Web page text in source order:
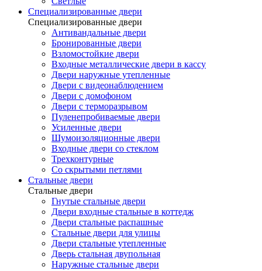
Специализированные двери
Специализированные двери
Антивандальные двери
Бронированные двери
Взломостойкие двери
Входные металлические двери в кассу
Двери наружные утепленные
Двери с видеонаблюдением
Двери с домофоном
Двери с терморазрывом
Пуленепробиваемые двери
Усиленные двери
Шумоизоляционные двери
Входные двери со стеклом
Трехконтурные
Со скрытыми петлями
Стальные двери
Стальные двери
Гнутые стальные двери
Двери входные стальные в коттедж
Двери стальные распашные
Стальные двери для улицы
Двери стальные утепленные
Дверь стальная двупольная
Наружные стальные двери